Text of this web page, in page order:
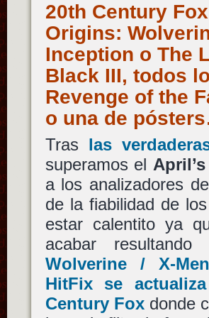
20th Century
Origins:
Inception o The
Black III, todos
Revenge of the
o una de
Tras las
superamos el
a los analizadores
de la fiabilidad de
estar calentito ya
acabar
Wolverine / X-
HitFix se
Century Foxdonde